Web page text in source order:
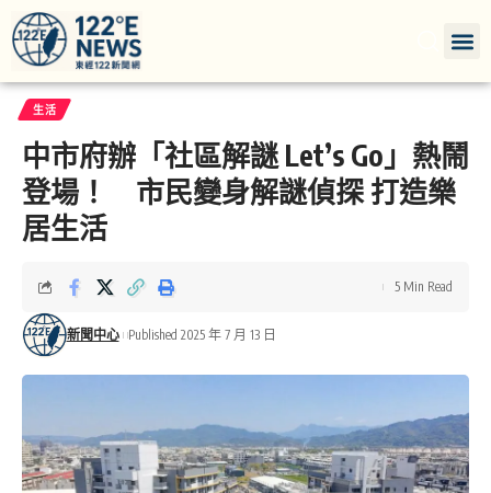
生活
中市府辦「社區解謎 Let’s Go」熱鬧
登場！ 市民變身解謎偵探 打造樂
居生活
新聞中心 Published 2025 年 7 月 13 日
5 Min Read